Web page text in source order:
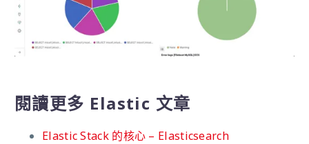
閱讀更多 Elastic 文章
Elastic Stack 的核心 – Elasticsearch